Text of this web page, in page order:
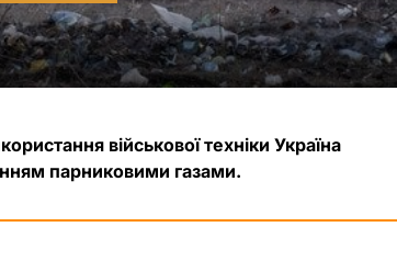
військової техніки Україна
парниковими газами.